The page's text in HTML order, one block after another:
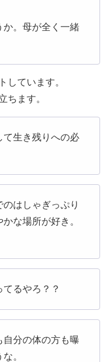
か。母が全く一緒
しています。
ちます。
て生き残りへの必
はしゃぎっぷり
な場所が好き。
るやろ？？
自分の体の方も曝
。